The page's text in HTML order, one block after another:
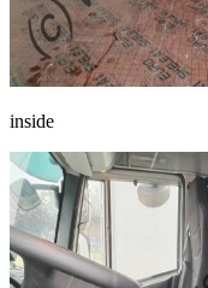
inside